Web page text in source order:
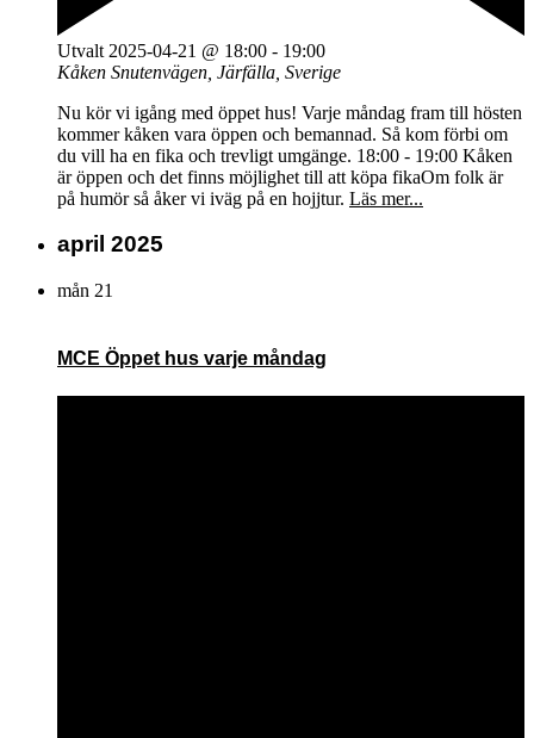
Utvalt 2025-04-21 @ 18:00 - 19:00
Kåken Snutenvägen, Järfälla, Sverige
Nu kör vi igång med öppet hus! Varje måndag fram till hösten
kommer kåken vara öppen och bemannad. Så kom förbi om
du vill ha en fika och trevligt umgänge. 18:00 - 19:00 Kåken
är öppen och det finns möjlighet till att köpa fikaOm folk är
på humör så åker vi iväg på en hojjtur. Läs mer...
april 2025
mån 21
MCE Öppet hus varje måndag